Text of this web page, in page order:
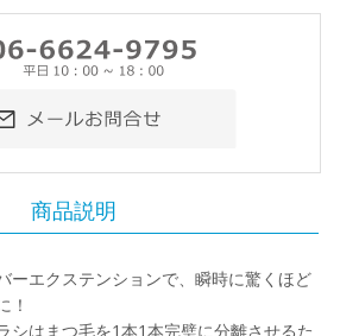
商品説明
ーエクステンションで、瞬時に驚くほど
！
シはまつ毛を1本1本完璧に分離させるた